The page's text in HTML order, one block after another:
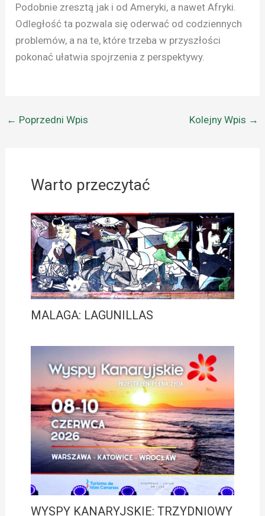
Podobnie zresztą jak i od Ameryki, a nawet Afryki.
Odległość ta pozwala się oderwać od codziennych
problemów, a na te, które trzeba w przyszłości
pokonać ułatwia spojrzenia z perspektywy.
← Poprzedni Wpis Kolejny Wpis →
Warto przeczytać
MALAGA: LAGUNILLAS
WYSPY KANARYJSKIE: TRZYDNIOWY